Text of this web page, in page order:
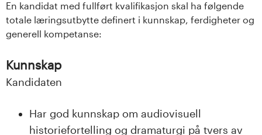
En kandidat med fullført kvalifikasjon skal ha følgende
totale læringsutbytte definert i kunnskap, ferdigheter og
generell kompetanse:
Kunnskap
Kandidaten
Har god kunnskap om audiovisuell
historiefortelling og dramaturgi på tvers av